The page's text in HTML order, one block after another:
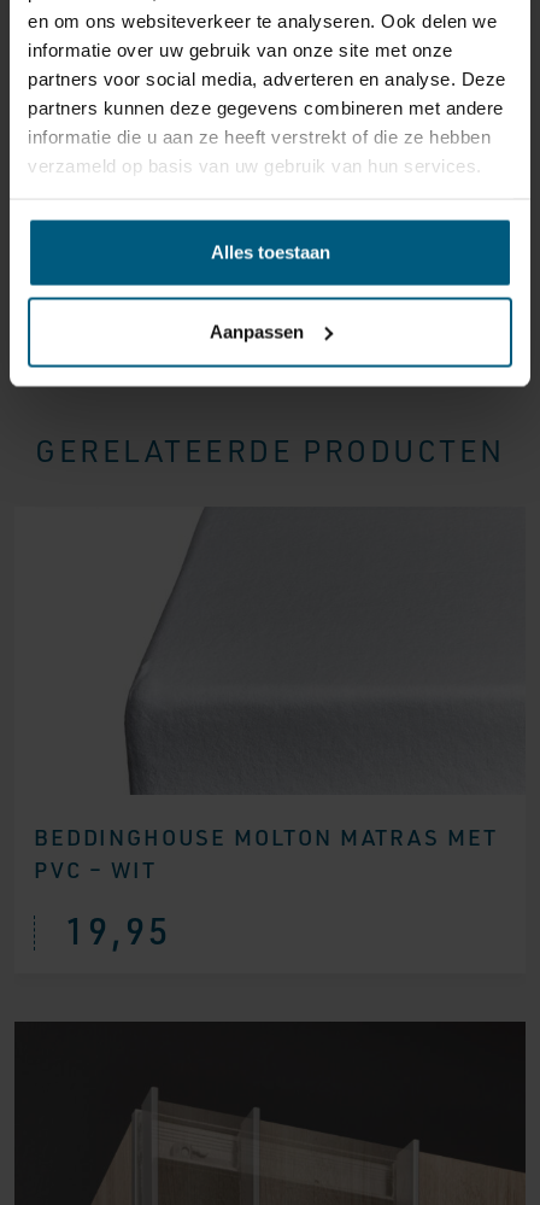
en om ons websiteverkeer te analyseren. Ook delen we
informatie over uw gebruik van onze site met onze
partners voor social media, adverteren en analyse. Deze
partners kunnen deze gegevens combineren met andere
informatie die u aan ze heeft verstrekt of die ze hebben
verzameld op basis van uw gebruik van hun services.
Alles toestaan
Aanpassen
reden ook is, u heeft het recht uw bestelling tot14
dagen na ontvangst zonder opgave van reden te
annuleren . Behandel het product met zorg en zorg
ervoor dat deze bij het retour sturen goed verpakt is.
Mocht het product beschadigd zijn of is de verpakking
meer beschadigd dan nodig, dan kunnen we deze
doorberekenen.
GERELATEERDE PRODUCTEN
BEDDINGHOUSE MOLTON MATRAS MET
PVC – WIT
19,95